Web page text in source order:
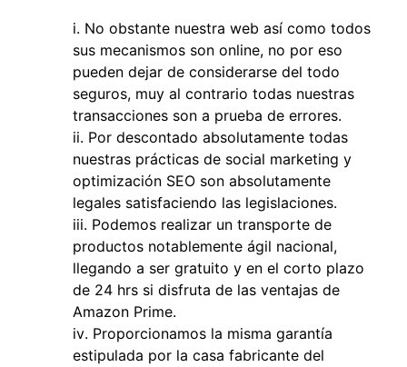
No obstante nuestra web así como todos
sus mecanismos son online, no por eso
pueden dejar de considerarse del todo
seguros, muy al contrario todas nuestras
transacciones son a prueba de errores.
Por descontado absolutamente todas
nuestras prácticas de social marketing y
optimización SEO son absolutamente
legales satisfaciendo las legislaciones.
Podemos realizar un transporte de
productos notablemente ágil nacional,
llegando a ser gratuito y en el corto plazo
de 24 hrs si disfruta de las ventajas de
Amazon Prime.
Proporcionamos la misma garantía
estipulada por la casa fabricante del